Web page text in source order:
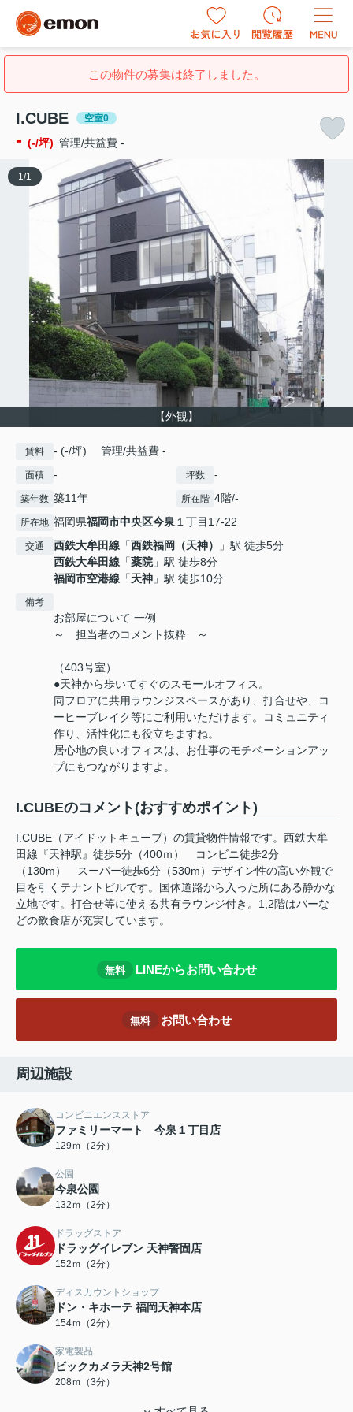
この物件の募集は終了しました。
I.CUBE 空室0
- (-/坪) 管理/共益費 -
【外観】
1 /1
賃料 - (-/坪) 管理/共益費 -
面積 - 坪数 -
築年数 築11年 所在階 4階/-
所在地 福岡県福岡市中央区今泉 １丁目17-22
交通 西鉄大牟田線 「西鉄福岡（天神）
」駅 徒歩5分
西鉄大牟田線 「薬院 」駅 徒歩8分
福岡市空港線 「天神 」駅 徒歩10分
備考
お部屋について 一例
～ 担当者のコメント抜粋 ～
（403号室）
●天神から歩いてすぐのスモールオフィス。
同フロアに共用ラウンジスペースがあり、打合せや、コ
ーヒーブレイク等にご利用いただけます。コミュニティ
作り、活性化にも役立ちますね。
居心地の良いオフィスは、お仕事のモチベーションアッ
プにもつながりますよ。
I.CUBEのコメント(おすすめポイント)
I.CUBE（アイドットキューブ）の賃貸物件情報です。西鉄大牟
田線『天神駅』徒歩5分（400ｍ） コンビニ徒歩2分
（130m） スーパー徒歩6分（530m）デザイン性の高い外観で
目を引くテナントビルです。国体道路から入った所にある静かな
立地です。打合せ等に使える共有ラウンジ付き。1,2階はバーな
どの飲食店が充実しています。
無料 LINEからお問い合わせ
無料 お問い合わせ
周辺施設
コンビニエンスストア
ファミリーマート 今泉１丁目店
129ｍ（2分）
公園
今泉公園
132ｍ（2分）
ドラッグストア
ドラッグイレブン 天神警固店
152ｍ（2分）
ディスカウントショップ
ドン・キホーテ 福岡天神本店
154ｍ（2分）
家電製品
ビックカメラ天神2号館
208ｍ（3分）